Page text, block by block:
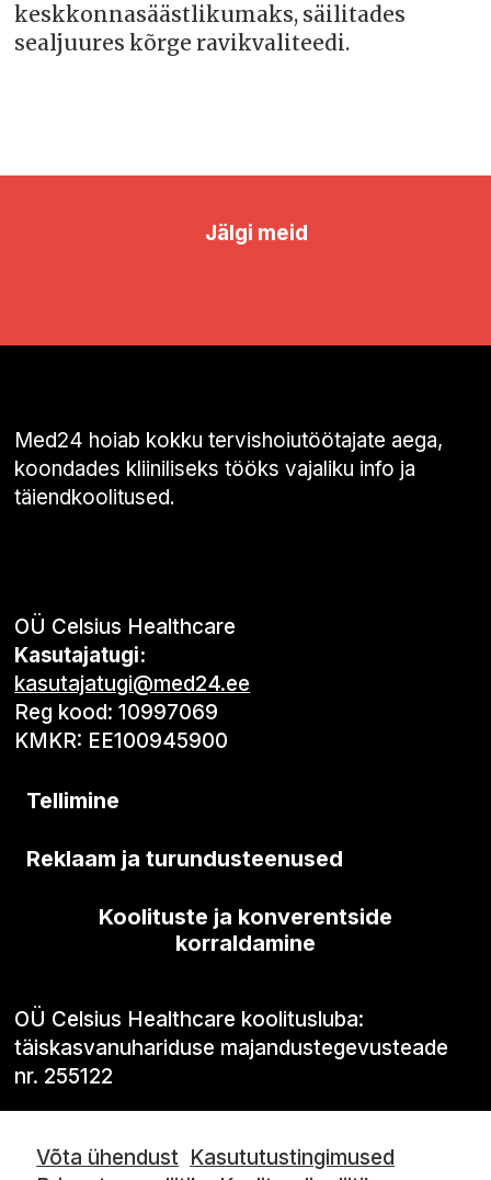
keskkonnasäästlikumaks, säilitades
sealjuures kõrge ravikvaliteedi.
Jälgi meid
Med24 hoiab kokku tervishoiutöötajate aega,
koondades kliiniliseks tööks vajaliku info ja
täiendkoolitused.
OÜ Celsius Healthcare
Kasutajatugi:
kasutajatugi@med24.ee
Reg kood: 10997069
KMKR: EE100945900
Tellimine
Reklaam ja turundusteenused
Koolituste ja konverentside
korraldamine
OÜ Celsius Healthcare koolitusluba:
täiskasvanuhariduse majandustegevusteade
nr. 255122
Võta ühendust Kasututustingimused